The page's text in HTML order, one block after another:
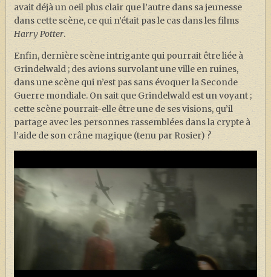
avait déjà un oeil plus clair que l’autre dans sa jeunesse
dans cette scène, ce qui n’était pas le cas dans les films
Harry Potter.
Enfin, dernière scène intrigante qui pourrait être liée à
Grindelwald ; des avions survolant une ville en ruines,
dans une scène qui n’est pas sans évoquer la Seconde
Guerre mondiale. On sait que Grindelwald est un voyant ;
cette scène pourrait-elle être une de ses visions, qu’il
partage avec les personnes rassemblées dans la crypte à
l’aide de son crâne magique (tenu par Rosier) ?